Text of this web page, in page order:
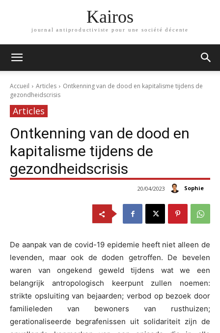
Kairos
journal antiproductiviste pour une société décente
Accueil Articles
Ontkenning van de dood en kapitalisme tijdens de
gezondheidscrisis
Articles
Ontkenning van de dood en
kapitalisme tijdens de
gezondheidscrisis
Sophie
20/04/2023
De aanpak van de covid-19 epidemie heeft niet alleen de
levenden, maar ook de doden getroffen. De bevelen
waren van ongekend geweld tijdens wat we een
belangrijk antropologisch keerpunt zullen noemen:
strikte opsluiting van bejaarden; verbod op bezoek door
familieleden van bewoners van rusthuizen;
gerationaliseerde begrafenissen uit solidariteit zijn de